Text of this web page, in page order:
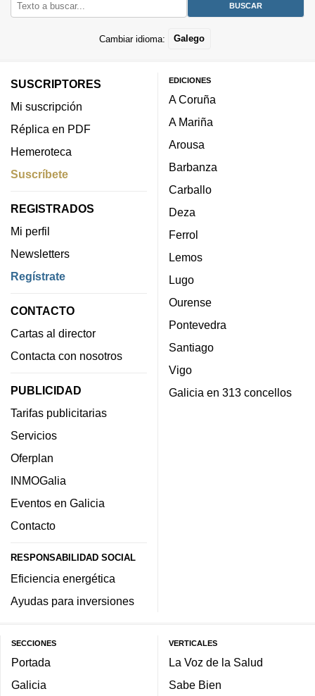
Cambiar idioma: Galego
SUSCRIPTORES
Mi suscripción
Réplica en PDF
Hemeroteca
Suscríbete
REGISTRADOS
Mi perfil
Newsletters
Regístrate
CONTACTO
Cartas al director
Contacta con nosotros
PUBLICIDAD
Tarifas publicitarias
Servicios
Oferplan
INMOGalia
Eventos en Galicia
Contacto
RESPONSABILIDAD SOCIAL
Eficiencia energética
Ayudas para inversiones
EDICIONES
A Coruña
A Mariña
Arousa
Barbanza
Carballo
Deza
Ferrol
Lemos
Lugo
Ourense
Pontevedra
Santiago
Vigo
Galicia en 313 concellos
SECCIONES
Portada
Galicia
VERTICALES
La Voz de la Salud
Sabe Bien